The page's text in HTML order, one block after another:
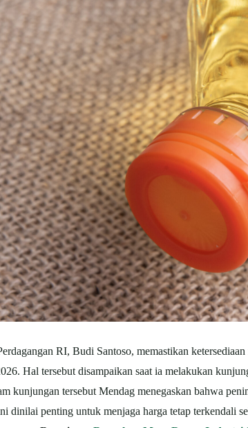
RI, Budi Santoso, memastikan
Hal tersebut disampaikan saat ia melakukan
kunjungan tersebut Mendag menegaskan bahwa
dinilai penting untuk menjaga harga tetap terkendali